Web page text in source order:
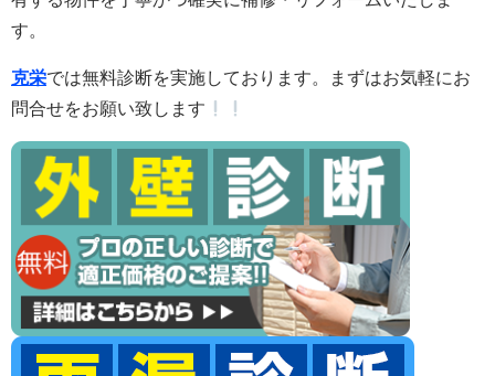
す。
克栄では無料診断を実施しております。まずはお気軽にお
問合せをお願い致します